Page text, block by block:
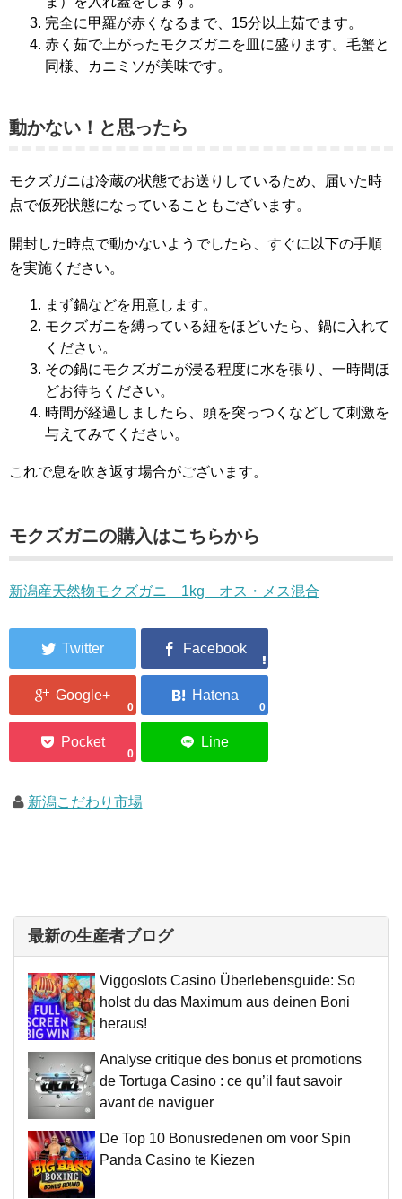
完全に甲羅が赤くなるまで、15分以上茹でます。
赤く茹で上がったモクズガニを皿に盛ります。毛蟹と
同様、カニミソが美味です。
動かない！と思ったら
モクズガニは冷蔵の状態でお送りしているため、届いた時
点で仮死状態になっていることもございます。
開封した時点で動かないようでしたら、すぐに以下の手順
を実施ください。
まず鍋などを用意します。
モクズガニを縛っている紐をほどいたら、鍋に入れて
ください。
その鍋にモクズガニが浸る程度に水を張り、一時間ほ
どお待ちください。
時間が経過しましたら、頭を突っつくなどして刺激を
与えてみてください。
これで息を吹き返す場合がございます。
モクズガニの購入はこちらから
新潟産天然物モクズガニ 1kg オス・メス混合
0 0
0
新潟こだわり市場
最新の生産者ブログ
Viggoslots Casino Überlebensguide: So
holst du das Maximum aus deinen Boni
heraus!
Analyse critique des bonus et promotions
de Tortuga Casino : ce qu’il faut savoir
avant de naviguer
De Top 10 Bonusredenen om voor Spin
Panda Casino te Kiezen